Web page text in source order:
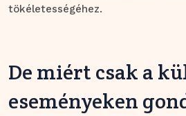
tökéletességéhez.
De miért csak a
eseményeken